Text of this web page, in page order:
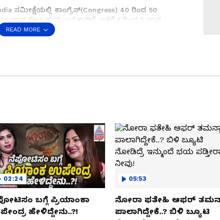
ಸಮೀಕ್ಷೆಯಲ್ಲಿ ಕಾಂಗ್ರೆಸ್‌(Congress) 40 ರಿಂದ 50
ಸ್ಥಾನ ಗೆಲ್ಲಬಹುದು ಎನ್ನಲಾಗಿದೆ. ಇತರೆ 1 ರಿಂದ 5 ಸ್ಥಾನ
ಕಾಂಗ್ರೆಸ್‌ 41-53 ಸ್ಥಾನ ಗೆಲ್ಲಬಹುದು ಎಂದಿದ್ದರೆ,
ಪಕ್ಷ 44-52 ಸ್ಥಾನ, ಬಿಜೆಪಿ 34-42 ಸ್ಥಾನ ಹಾಗೂ ಇತರೆ 0
ETG ತನ್ನ ಸಮೀಕ್ಷೆಯಲ್ಲಿ ಕಾಂಗ್ರೆಸ್‌ 34-36 ಸೀಟ್‌ಗಳಲ್ಲಿ
57 ಸೀಟ್‌ಗಳಲ್ಲಿ ಗೆಲ್ಲಲಿದ್ದರೆ, ಬಿಜೆಪಿ 33 ಸ್ಥಾನಗಳಲ್ಲಿ ವಿಜಯ
ಪದ್ಧತಿ ಪಕ್ಕಾನಾ..? 1998ರಿಂದ ಪ್ರತಿ ಬಾರಿ ಅಧಿಕಾರ
READ MORE
02:24
ಬಗ್ಗೆ ಪ್ರಿಯಾಂಕಾ
ಹೇಳಿದ್ದೇನು..?!
05:53
ನೋರಾ ಫತೇಹಿ ಆಫರ್​
ಪಾಲಾಗಿದ್ದೇಕೆ..? ಬಿಳಿ ಬ್ಯೂಟಿ